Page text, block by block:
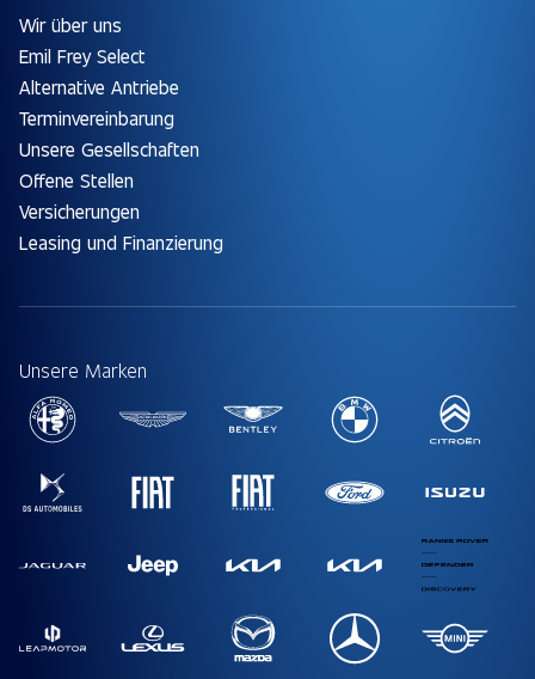
Wir über uns
Emil Frey Select
Alternative Antriebe
Terminvereinbarung
Unsere Gesellschaften
Offene Stellen
Versicherungen
Leasing und Finanzierung
Unsere Marken